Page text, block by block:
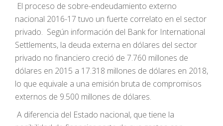
El proceso de sobre-endeudamiento externo
nacional 2016-17 tuvo un fuerte correlato en el sector
privado. Según información del Bank for International
Settlements, la deuda externa en dólares del sector
privado no financiero creció de 7.760 millones de
dólares en 2015 a 17.318 millones de dólares en 2018,
lo que equivale a una emisión bruta de compromisos
externos de 9.500 millones de dólares.
A diferencia del Estado nacional, que tiene la